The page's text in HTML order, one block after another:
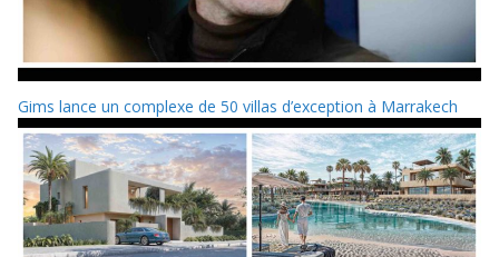
Gims lance un complexe de 50 villas d’exception à Marrakech